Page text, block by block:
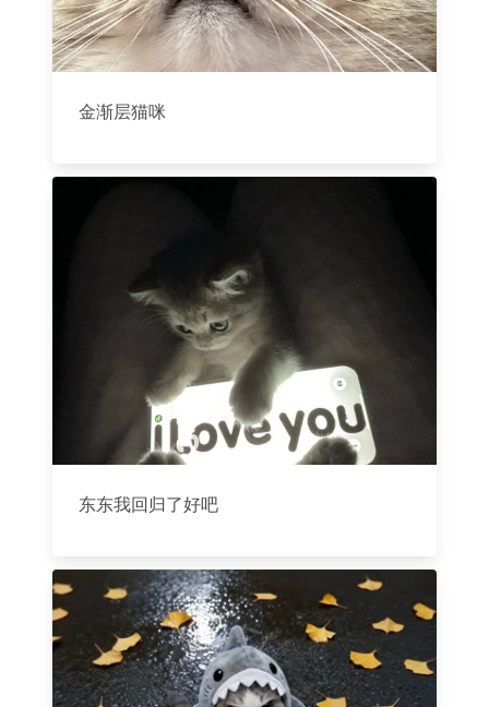
金渐层猫咪
东东我回归了好吧